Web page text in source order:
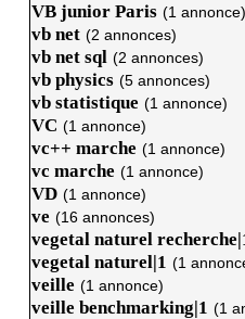
VB junior Paris (1 annonce)
vb net (2 annonces)
vb net sql (2 annonces)
vb physics (5 annonces)
vb statistique (1 annonce)
VC (1 annonce)
vc++ marche (1 annonce)
vc marche (1 annonce)
VD (1 annonce)
ve (16 annonces)
vegetal naturel
vegetal naturel|1 (1
veille (1 annonce)
veille benchmarking|1 (1